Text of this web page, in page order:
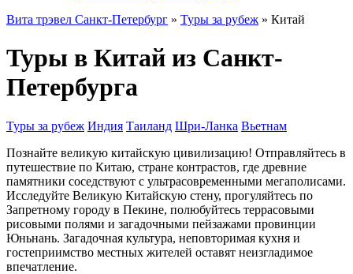
Вита трэвел Санкт-Петербург » Туры за рубеж » Китай
Туры в Китай из Санкт-
Петербурга
Туры за рубеж Индия Таиланд Шри-Ланка Вьетнам
Познайте великую китайскую цивилизацию! Отправляйтесь в
путешествие по Китаю, стране контрастов, где древние
памятники соседствуют с ультрасовременными мегаполисами.
Исследуйте Великую Китайскую стену, прогуляйтесь по
Запретному городу в Пекине, полюбуйтесь террасовыми
рисовыми полями и загадочными пейзажами провинции
Юньнань. Загадочная культура, неповторимая кухня и
гостеприимство местных жителей оставят неизгладимое
впечатление.